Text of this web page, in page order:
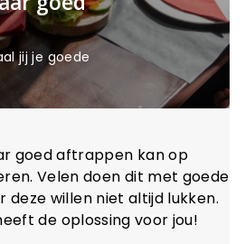
jij je goede
goed aftrappen kan op
Velen doen dit met goede
deze willen niet altijd lukken.
de oplossing voor jou!